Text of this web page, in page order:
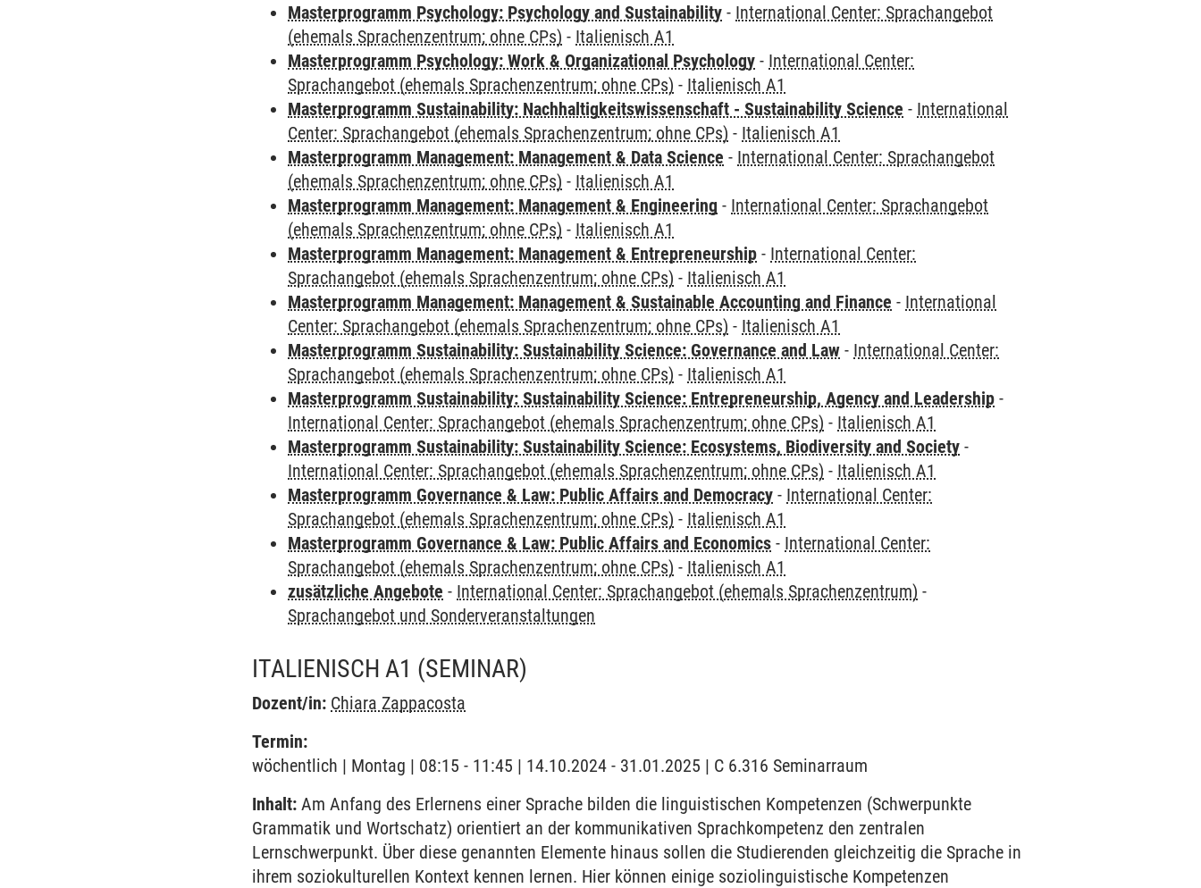
Masterprogramm Psychology: Psychology and Sustainability - International Center: Sprachangebot
(ehemals Sprachenzentrum; ohne CPs) - Italienisch A1
Masterprogramm Psychology: Work & Organizational Psychology - International Center:
Sprachangebot (ehemals Sprachenzentrum; ohne CPs) - Italienisch A1
Masterprogramm Sustainability: Nachhaltigkeitswissenschaft - Sustainability Science - International
Center: Sprachangebot (ehemals Sprachenzentrum; ohne CPs) - Italienisch A1
Masterprogramm Management: Management & Data Science - International Center: Sprachangebot
(ehemals Sprachenzentrum; ohne CPs) - Italienisch A1
Masterprogramm Management: Management & Engineering - International Center: Sprachangebot
(ehemals Sprachenzentrum; ohne CPs) - Italienisch A1
Masterprogramm Management: Management & Entrepreneurship - International Center:
Sprachangebot (ehemals Sprachenzentrum; ohne CPs) - Italienisch A1
Masterprogramm Management: Management & Sustainable Accounting and Finance - International
Center: Sprachangebot (ehemals Sprachenzentrum; ohne CPs) - Italienisch A1
Masterprogramm Sustainability: Sustainability Science: Governance and Law - International Center:
Sprachangebot (ehemals Sprachenzentrum; ohne CPs) - Italienisch A1
Masterprogramm Sustainability: Sustainability Science: Entrepreneurship, Agency and Leadership -
International Center: Sprachangebot (ehemals Sprachenzentrum; ohne CPs) - Italienisch A1
Masterprogramm Sustainability: Sustainability Science: Ecosystems, Biodiversity and Society -
International Center: Sprachangebot (ehemals Sprachenzentrum; ohne CPs) - Italienisch A1
Masterprogramm Governance & Law: Public Affairs and Democracy - International Center:
Sprachangebot (ehemals Sprachenzentrum; ohne CPs) - Italienisch A1
Masterprogramm Governance & Law: Public Affairs and Economics - International Center:
Sprachangebot (ehemals Sprachenzentrum; ohne CPs) - Italienisch A1
zusätzliche Angebote - International Center: Sprachangebot (ehemals Sprachenzentrum) -
Sprachangebot und Sonderveranstaltungen
ITALIENISCH A1 (SEMINAR)
Dozent/in: Chiara Zappacosta
Termin:
wöchentlich | Montag | 08:15 - 11:45 | 14.10.2024 - 31.01.2025 | C 6.316 Seminarraum
Inhalt: Am Anfang des Erlernens einer Sprache bilden die linguistischen Kompetenzen (Schwerpunkte
Grammatik und Wortschatz) orientiert an der kommunikativen Sprachkompetenz den zentralen
Lernschwerpunkt. Über diese genannten Elemente hinaus sollen die Studierenden gleichzeitig die Sprache in
ihrem soziokulturellen Kontext kennen lernen. Hier können einige soziolinguistische Kompetenzen